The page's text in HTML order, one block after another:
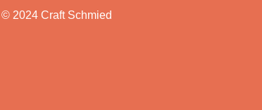
© 2024 Craft Schmied